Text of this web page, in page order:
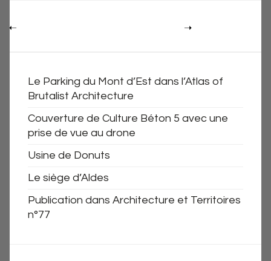
Le Parking du Mont d’Est dans l’Atlas of
Brutalist Architecture
Couverture de Culture Béton 5 avec une
prise de vue au drone
Usine de Donuts
Le siège d’Aldes
Publication dans Architecture et Territoires
n°77